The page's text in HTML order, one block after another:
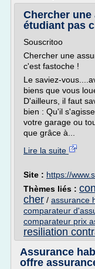
Chercher
étudiant pas
Souscritoo
Chercher une
c'est fastoche !
Le saviez-
biens que vous
D'ailleurs, il faut
bien : Qu'il
votre garage ou
que grâce à...
Lire la suite
Site : https://
Thèmes liés :
cher / assurance
comparateur
comparateur prix
resiliation
Assurance
offre